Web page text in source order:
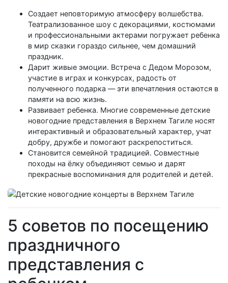
Создает неповторимую атмосферу волшебства.
Театрализованное шоу с декорациями, костюмами
и профессиональными актерами погружает ребенка
в мир сказки гораздо сильнее, чем домашний
праздник.
Дарит живые эмоции. Встреча с Дедом Морозом,
участие в играх и конкурсах, радость от
полученного подарка — эти впечатления остаются в
памяти на всю жизнь.
Развивает ребенка. Многие современные детские
новогодние представления в Верхнем Тагиле носят
интерактивный и образовательный характер, учат
добру, дружбе и помогают раскрепоститься.
Становится семейной традицией. Совместные
походы на ёлку объединяют семью и дарят
прекрасные воспоминания для родителей и детей.
5 советов по посещению
праздничного
представления с